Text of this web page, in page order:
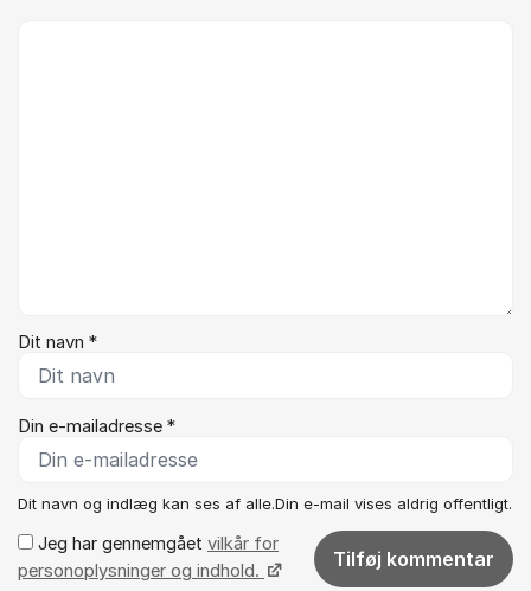
Dit navn *
Din e-mailadresse *
Dit navn og indlæg kan ses af alle.Din e-mail vises aldrig offentligt.
Jeg har gennemgået vilkår for
personoplysninger og indhold.
Tilføj kommentar